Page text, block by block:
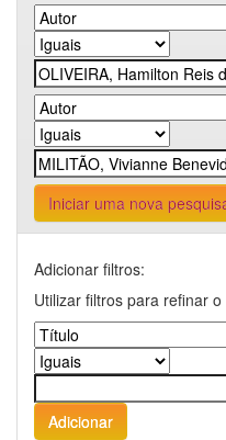
Iniciar uma nova
Adicionar filtros:
Utilizar filtros para refinar